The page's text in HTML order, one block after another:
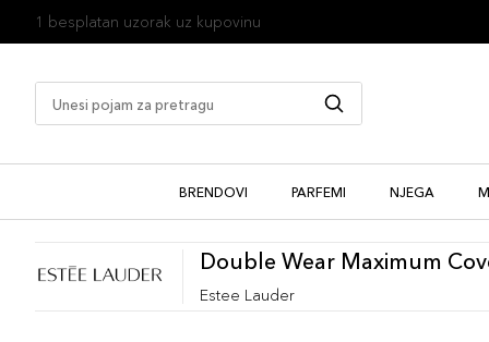
1 besplatan uzorak uz kupovinu
BRENDOVI PARFEMI NJEGA
Double Wear Maximum
Estee Lauder